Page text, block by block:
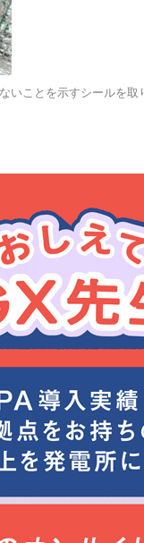
いことを示すシールを